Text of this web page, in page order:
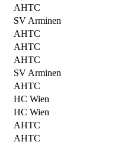
AHTC
SV Arminen
AHTC
AHTC
AHTC
SV Arminen
AHTC
HC Wien
HC Wien
AHTC
AHTC